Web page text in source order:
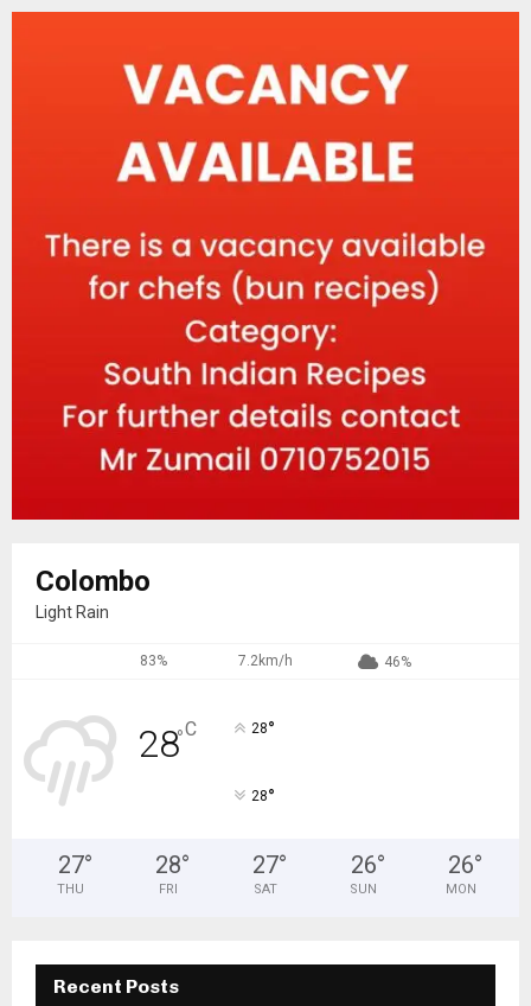
Colombo
Light Rain
83% 7.2km/h 46%
28°C 28°
28°
27°
THU
28°
FRI
27°
SAT
26°
SUN
26°
MON
Recent Posts